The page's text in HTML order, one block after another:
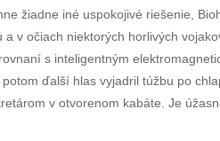
žiadne iné uspokojivé riešenie,
a v očiach niektorých horlivých
s inteligentným
ďalší hlas vyjadril túžbu po
v otvorenom kabáte. Je